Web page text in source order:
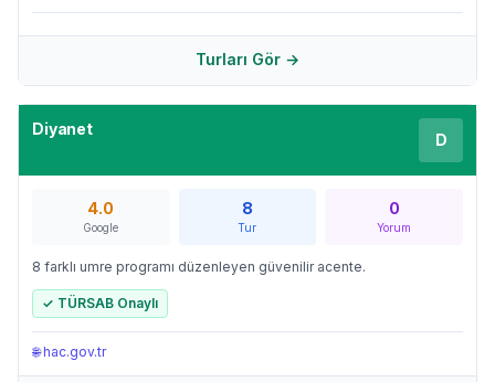
Turları Gör →
Diyanet
D
4.0
Google
8
Tur
0
Yorum
8 farklı umre programı düzenleyen güvenilir acente.
✓ TÜRSAB Onaylı
🌐hac.gov.tr